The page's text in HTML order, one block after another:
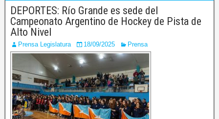
DEPORTES: Río Grande es sede del
Campeonato Argentino de Hockey de Pista de
Alto Nivel
Prensa Legislatura 18/09/2025 Prensa